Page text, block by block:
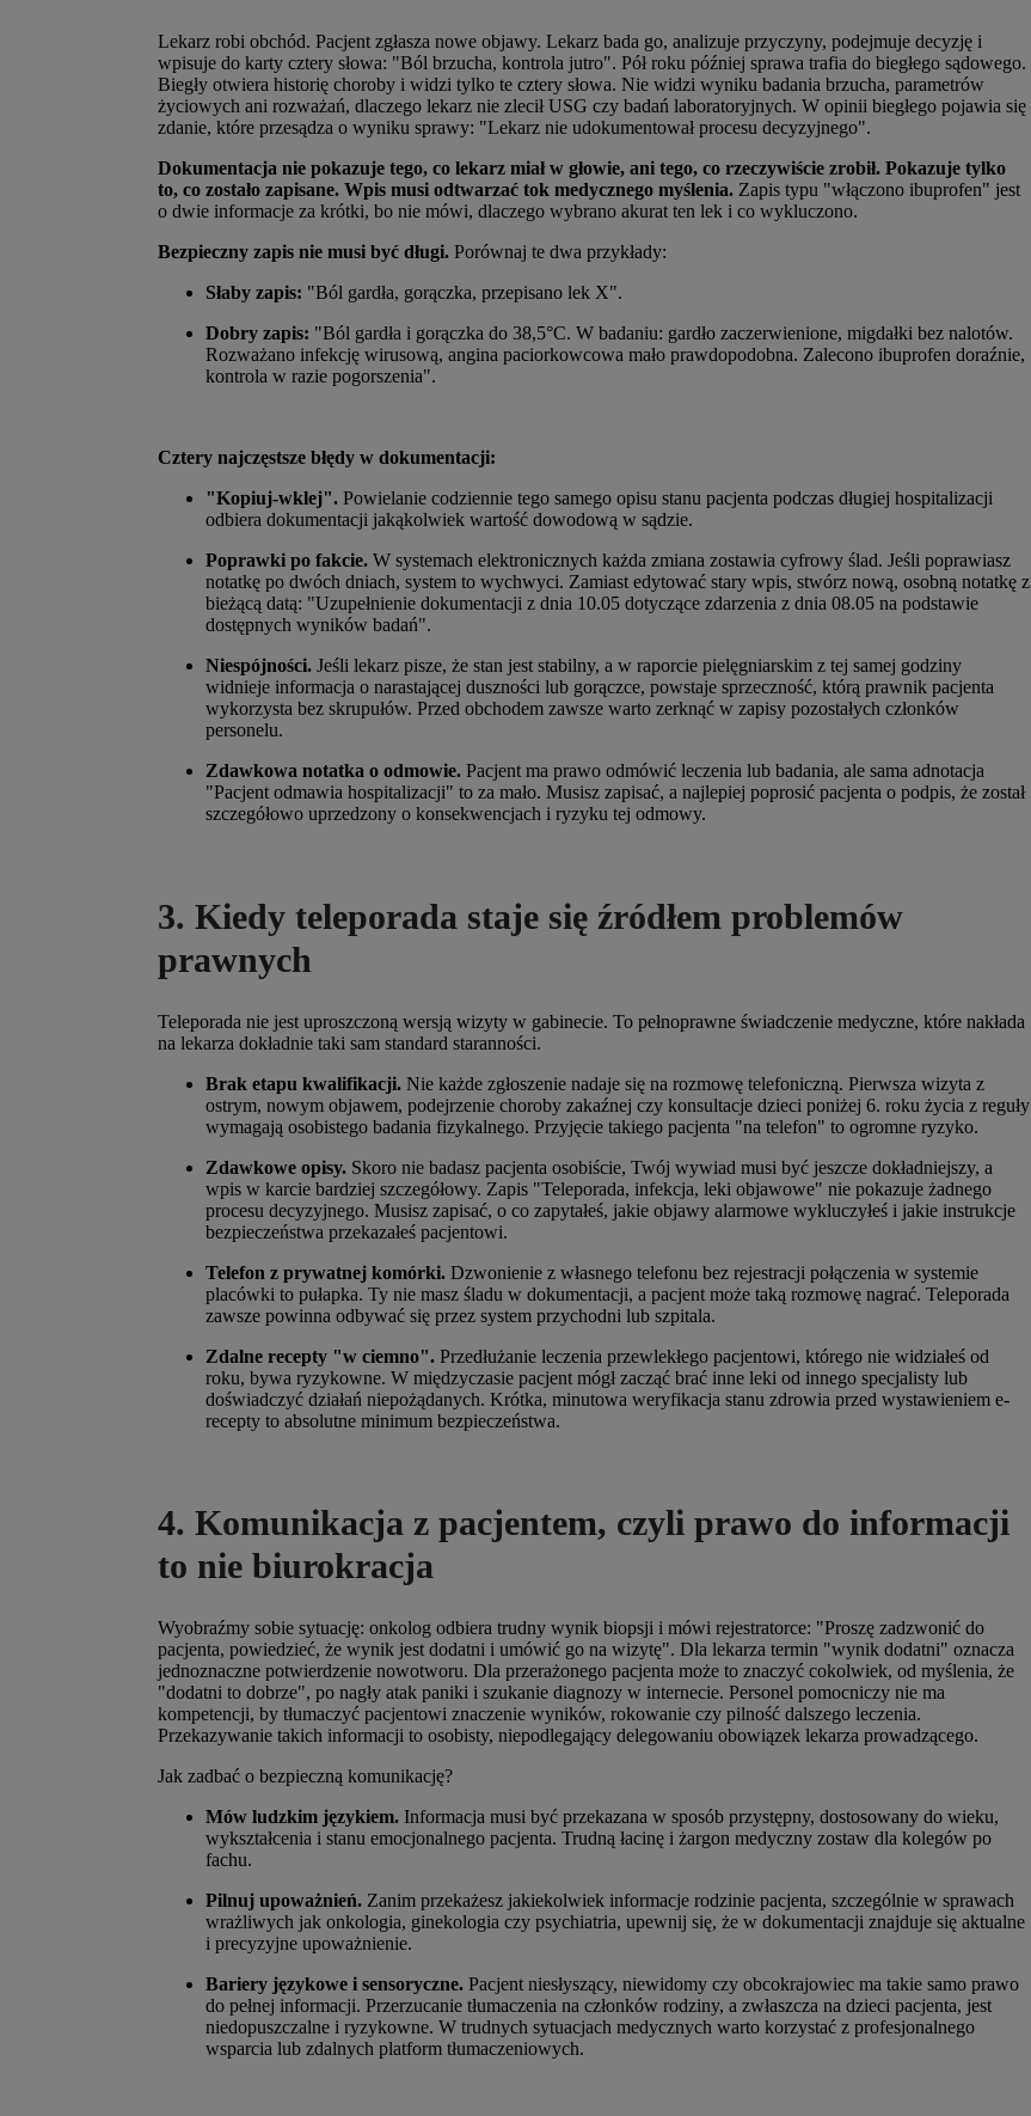
Lekarz robi obchód. Pacjent zgłasza nowe objawy. Lekarz bada go, analizuje przyczyny, podejmuje decyzję i
wpisuje do karty cztery słowa: "Ból brzucha, kontrola jutro". Pół roku później sprawa trafia do biegłego sądowego.
Biegły otwiera historię choroby i widzi tylko te cztery słowa. Nie widzi wyniku badania brzucha, parametrów
życiowych ani rozważań, dlaczego lekarz nie zlecił USG czy badań laboratoryjnych. W opinii biegłego pojawia się
zdanie, które przesądza o wyniku sprawy: "Lekarz nie udokumentował procesu decyzyjnego".
Dokumentacja nie pokazuje tego, co lekarz miał w głowie, ani tego, co rzeczywiście zrobił. Pokazuje tylko
to, co zostało zapisane. Wpis musi odtwarzać tok medycznego myślenia. Zapis typu "włączono ibuprofen" jest
o dwie informacje za krótki, bo nie mówi, dlaczego wybrano akurat ten lek i co wykluczono.
Bezpieczny zapis nie musi być długi. Porównaj te dwa przykłady:
Słaby zapis: "Ból gardła, gorączka, przepisano lek X".
Dobry zapis: "Ból gardła i gorączka do 38,5°C. W badaniu: gardło zaczerwienione, migdałki bez nalotów.
Rozważano infekcję wirusową, angina paciorkowcowa mało prawdopodobna. Zalecono ibuprofen doraźnie,
kontrola w razie pogorszenia".
Cztery najczęstsze błędy w dokumentacji:
"Kopiuj-wklej". Powielanie codziennie tego samego opisu stanu pacjenta podczas długiej hospitalizacji
odbiera dokumentacji jakąkolwiek wartość dowodową w sądzie.
Poprawki po fakcie. W systemach elektronicznych każda zmiana zostawia cyfrowy ślad. Jeśli poprawiasz
notatkę po dwóch dniach, system to wychwyci. Zamiast edytować stary wpis, stwórz nową, osobną notatkę z
bieżącą datą: "Uzupełnienie dokumentacji z dnia 10.05 dotyczące zdarzenia z dnia 08.05 na podstawie
dostępnych wyników badań".
Niespójności. Jeśli lekarz pisze, że stan jest stabilny, a w raporcie pielęgniarskim z tej samej godziny
widnieje informacja o narastającej duszności lub gorączce, powstaje sprzeczność, którą prawnik pacjenta
wykorzysta bez skrupułów. Przed obchodem zawsze warto zerknąć w zapisy pozostałych członków
personelu.
Zdawkowa notatka o odmowie. Pacjent ma prawo odmówić leczenia lub badania, ale sama adnotacja
"Pacjent odmawia hospitalizacji" to za mało. Musisz zapisać, a najlepiej poprosić pacjenta o podpis, że został
szczegółowo uprzedzony o konsekwencjach i ryzyku tej odmowy.
3. Kiedy teleporada staje się źródłem problemów
prawnych
Teleporada nie jest uproszczoną wersją wizyty w gabinecie. To pełnoprawne świadczenie medyczne, które nakłada
na lekarza dokładnie taki sam standard staranności.
Brak etapu kwalifikacji. Nie każde zgłoszenie nadaje się na rozmowę telefoniczną. Pierwsza wizyta z
ostrym, nowym objawem, podejrzenie choroby zakaźnej czy konsultacje dzieci poniżej 6. roku życia z reguły
wymagają osobistego badania fizykalnego. Przyjęcie takiego pacjenta "na telefon" to ogromne ryzyko.
Zdawkowe opisy. Skoro nie badasz pacjenta osobiście, Twój wywiad musi być jeszcze dokładniejszy, a
wpis w karcie bardziej szczegółowy. Zapis "Teleporada, infekcja, leki objawowe" nie pokazuje żadnego
procesu decyzyjnego. Musisz zapisać, o co zapytałeś, jakie objawy alarmowe wykluczyłeś i jakie instrukcje
bezpieczeństwa przekazałeś pacjentowi.
Telefon z prywatnej komórki. Dzwonienie z własnego telefonu bez rejestracji połączenia w systemie
placówki to pułapka. Ty nie masz śladu w dokumentacji, a pacjent może taką rozmowę nagrać. Teleporada
zawsze powinna odbywać się przez system przychodni lub szpitala.
Zdalne recepty "w ciemno". Przedłużanie leczenia przewlekłego pacjentowi, którego nie widziałeś od
roku, bywa ryzykowne. W międzyczasie pacjent mógł zacząć brać inne leki od innego specjalisty lub
doświadczyć działań niepożądanych. Krótka, minutowa weryfikacja stanu zdrowia przed wystawieniem e-
recepty to absolutne minimum bezpieczeństwa.
4. Komunikacja z pacjentem, czyli prawo do informacji
to nie biurokracja
Wyobraźmy sobie sytuację: onkolog odbiera trudny wynik biopsji i mówi rejestratorce: "Proszę zadzwonić do
pacjenta, powiedzieć, że wynik jest dodatni i umówić go na wizytę". Dla lekarza termin "wynik dodatni" oznacza
jednoznaczne potwierdzenie nowotworu. Dla przerażonego pacjenta może to znaczyć cokolwiek, od myślenia, że
"dodatni to dobrze", po nagły atak paniki i szukanie diagnozy w internecie. Personel pomocniczy nie ma
kompetencji, by tłumaczyć pacjentowi znaczenie wyników, rokowanie czy pilność dalszego leczenia.
Przekazywanie takich informacji to osobisty, niepodlegający delegowaniu obowiązek lekarza prowadzącego.
Jak zadbać o bezpieczną komunikację?
Mów ludzkim językiem. Informacja musi być przekazana w sposób przystępny, dostosowany do wieku,
wykształcenia i stanu emocjonalnego pacjenta. Trudną łacinę i żargon medyczny zostaw dla kolegów po
fachu.
Pilnuj upoważnień. Zanim przekażesz jakiekolwiek informacje rodzinie pacjenta, szczególnie w sprawach
wrażliwych jak onkologia, ginekologia czy psychiatria, upewnij się, że w dokumentacji znajduje się aktualne
i precyzyjne upoważnienie.
Bariery językowe i sensoryczne. Pacjent niesłyszący, niewidomy czy obcokrajowiec ma takie samo prawo
do pełnej informacji. Przerzucanie tłumaczenia na członków rodziny, a zwłaszcza na dzieci pacjenta, jest
niedopuszczalne i ryzykowne. W trudnych sytuacjach medycznych warto korzystać z profesjonalnego
wsparcia lub zdalnych platform tłumaczeniowych.